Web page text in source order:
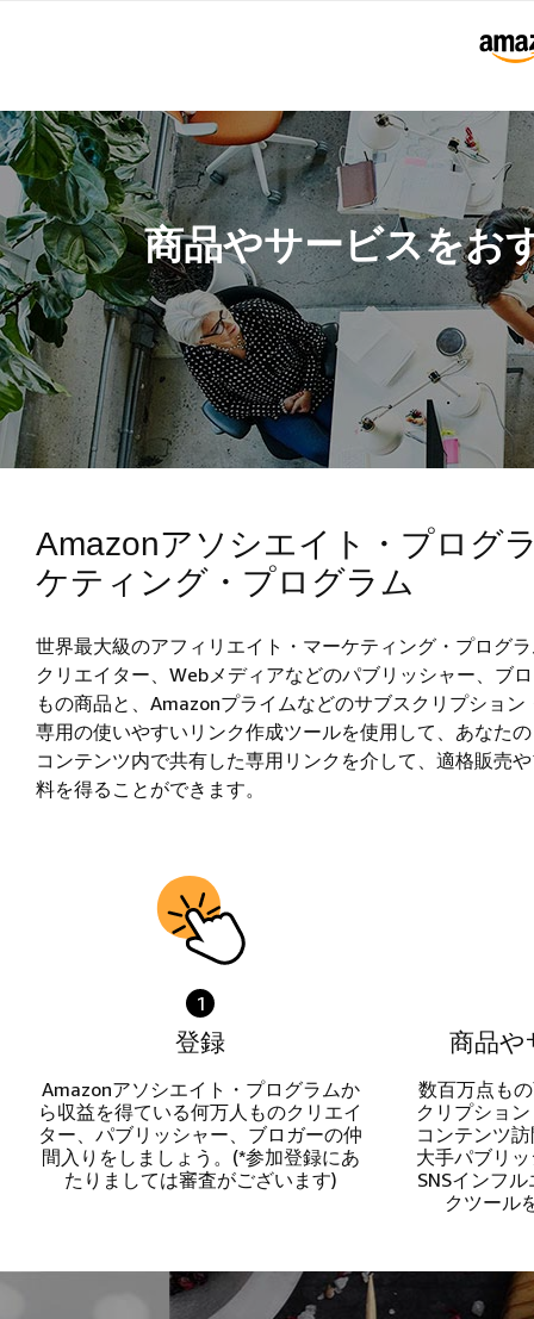
商品やサービスをお
Amazonアソシエイト・プログ
ケティング・プログラム
世界最大級のアフィリエイト・マーケティング・プログ
クリエイター、Webメディアなどのパブリッシャー、ブ
もの商品と、Amazonプライムなどのサブスクリプショ
専用の使いやすいリンク作成ツールを使用して、あなた
コンテンツ内で共有した専用リンクを介して、適格販売
料を得ることができます。
1
登録
Amazonアソシエイト・プログラムか
ら収益を得ている何万人ものクリエイ
ター、パブリッシャー、ブロガーの仲
間入りをしましょう。(*参加登録にあ
たりましては審査がございます)
商品や
数百万点も
クリプショ
コンテンツ
大手パブリ
SNSインフ
クツール